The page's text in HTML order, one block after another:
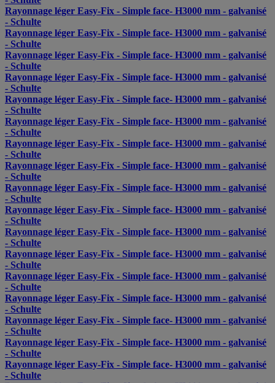
Rayonnage léger Easy-Fix - Simple face- H3000 mm - galvanisé
- Schulte
Rayonnage léger Easy-Fix - Simple face- H3000 mm - galvanisé
- Schulte
Rayonnage léger Easy-Fix - Simple face- H3000 mm - galvanisé
- Schulte
Rayonnage léger Easy-Fix - Simple face- H3000 mm - galvanisé
- Schulte
Rayonnage léger Easy-Fix - Simple face- H3000 mm - galvanisé
- Schulte
Rayonnage léger Easy-Fix - Simple face- H3000 mm - galvanisé
- Schulte
Rayonnage léger Easy-Fix - Simple face- H3000 mm - galvanisé
- Schulte
Rayonnage léger Easy-Fix - Simple face- H3000 mm - galvanisé
- Schulte
Rayonnage léger Easy-Fix - Simple face- H3000 mm - galvanisé
- Schulte
Rayonnage léger Easy-Fix - Simple face- H3000 mm - galvanisé
- Schulte
Rayonnage léger Easy-Fix - Simple face- H3000 mm - galvanisé
- Schulte
Rayonnage léger Easy-Fix - Simple face- H3000 mm - galvanisé
- Schulte
Rayonnage léger Easy-Fix - Simple face- H3000 mm - galvanisé
- Schulte
Rayonnage léger Easy-Fix - Simple face- H3000 mm - galvanisé
- Schulte
Rayonnage léger Easy-Fix - Simple face- H3000 mm - galvanisé
- Schulte
Rayonnage léger Easy-Fix - Simple face- H3000 mm - galvanisé
- Schulte
Rayonnage léger Easy-Fix - Simple face- H3000 mm - galvanisé
- Schulte